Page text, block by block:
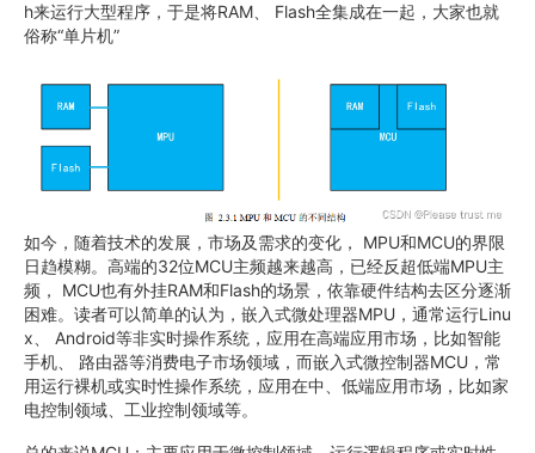
h来运行大型程序，于是将RAM、 Flash全集成在一起，大家也就
俗称“单片机”
如今，随着技术的发展，市场及需求的变化， MPU和MCU的界限
日趋模糊。高端的32位MCU主频越来越高，已经反超低端MPU主
频， MCU也有外挂RAM和Flash的场景，依靠硬件结构去区分逐渐
困难。读者可以简单的认为，嵌入式微处理器MPU，通常运行Linu
x、 Android等非实时操作系统，应用在高端应用市场，比如智能
手机、 路由器等消费电子市场领域，而嵌入式微控制器MCU，常
用运行裸机或实时性操作系统，应用在中、低端应用市场，比如家
电控制领域、工业控制领域等。